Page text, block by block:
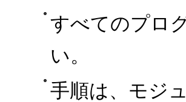
すべてのプロ
い。
手順は、モジ